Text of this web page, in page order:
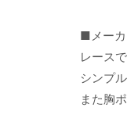
■メーカ
レース
シンプ
また胸